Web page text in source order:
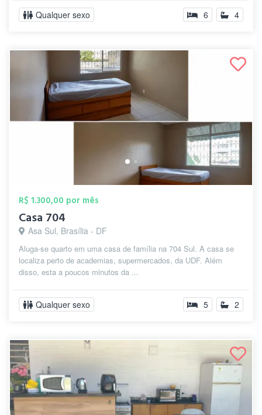
Qualquer sexo 6 4
R$ 1.300,00 por mês
Casa 704
Asa Sul, Brasília - DF
Aluga-se quarto em uma casa de família na 704 Sul. A casa se
localiza perto de academias, supermercados, da UDF. Além
disso, esta a poucos minutos da ...
Qualquer sexo 5 2